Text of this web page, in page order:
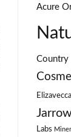
Acure
Country
Elizavecca
Labs